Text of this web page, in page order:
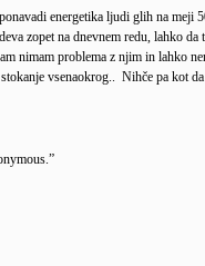
energetika ljudi glih na meji
zopet na dnevnem redu, lahko da
nimam problema z njim in lahko
vsenaokrog.. Nihče pa kot